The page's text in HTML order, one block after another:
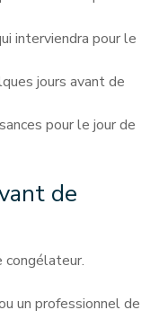
interviendra pour le
jours avant de
pour le jour de
de
un professionnel de